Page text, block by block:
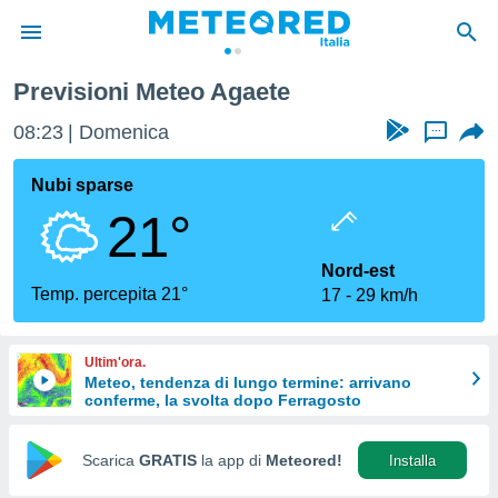
di
per
le
di
Web
Previsioni Meteo Agaete
08:23 Domenica ...
Nubi sparse
21°
Temp. percepita 21°
Nord-est
17
29 km/h
Ultim'ora.
Meteo, tendenza di lungo termine: arrivano
conferme, la svolta dopo Ferragosto
Scarica GRATIS la app di Meteored! Installa